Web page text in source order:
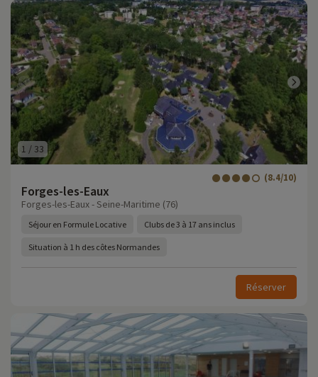
1 / 33
Forges-les-Eaux
(8.4/10)
Forges-les-Eaux - Seine-Maritime (76)
Séjour en Formule Locative Clubs de 3 à 17 ans inclus
Situation à 1 h des côtes Normandes
Réserver